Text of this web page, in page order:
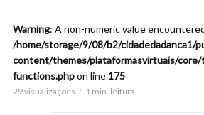
Warning: A non-numeric value
/home/storage/9/08/b2/cidadedadanca1/
content/themes/plataformasvirtuais/
functions.phpon line 175
29 visualizações 1 min. leitura